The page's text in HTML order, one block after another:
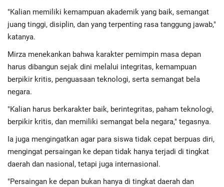
"Kalian memiliki kemampuan akademik yang baik, semangat
juang tinggi, disiplin, dan yang terpenting rasa tanggung jawab,"
katanya.
Mirza menekankan bahwa karakter pemimpin masa depan
harus dibangun sejak dini melalui integritas, kemampuan
berpikir kritis, penguasaan teknologi, serta semangat bela
negara.
"Kalian harus berkarakter baik, berintegritas, paham teknologi,
berpikir kritis, dan memiliki semangat bela negara," tegasnya.
Ia juga mengingatkan agar para siswa tidak cepat berpuas diri,
mengingat persaingan ke depan tidak hanya terjadi di tingkat
daerah dan nasional, tetapi juga internasional.
"Persaingan ke depan bukan hanya di tingkat daerah dan